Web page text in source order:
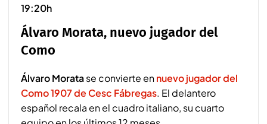
19:20h
Álvaro Morata, nuevo jugador del
Como
Álvaro Moratase convierte ennuevo jugador del
Como 1907 de Cesc Fábregas. El delantero
español recala en el cuadro italiano, su cuarto